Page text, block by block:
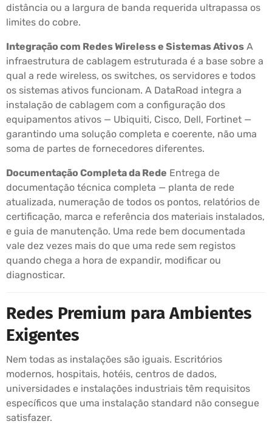
distância ou a largura de banda requerida ultrapassa os
limites do cobre.
Integração com Redes Wireless e Sistemas Ativos A
infraestrutura de cablagem estruturada é a base sobre a
qual a rede wireless, os switches, os servidores e todos
os sistemas ativos funcionam. A DataRoad integra a
instalação de cablagem com a configuração dos
equipamentos ativos — Ubiquiti, Cisco, Dell, Fortinet —
garantindo uma solução completa e coerente, não uma
soma de partes de fornecedores diferentes.
Documentação Completa da Rede Entrega de
documentação técnica completa — planta de rede
atualizada, numeração de todos os pontos, relatórios de
certificação, marca e referência dos materiais instalados,
e guia de manutenção. Uma rede bem documentada
vale dez vezes mais do que uma rede sem registos
quando chega a hora de expandir, modificar ou
diagnosticar.
Redes Premium para Ambientes
Exigentes
Nem todas as instalações são iguais. Escritórios
modernos, hospitais, hotéis, centros de dados,
universidades e instalações industriais têm requisitos
específicos que uma instalação standard não consegue
satisfazer.